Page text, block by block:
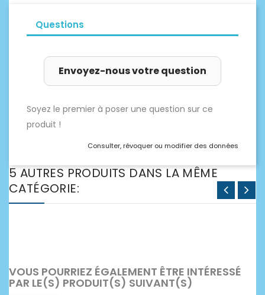
Questions
Envoyez-nous votre question
Soyez le premier à poser une question sur ce
produit !
Consulter, révoquer ou modifier des données
5 AUTRES PRODUITS DANS LA MÊME
CATÉGORIE:
VOUS POURRIEZ ÉGALEMENT ÊTRE INTÉRESSÉ
PAR LE(S) PRODUIT(S) SUIVANT(S)